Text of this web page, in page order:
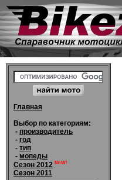
Главная
Выбор по категориям:
- производитель
- год
- тип
- мопеды
Сезон 2012 NEW!
Сезон 2011